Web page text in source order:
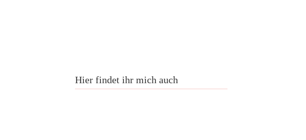
Hier findet ihr mich auch